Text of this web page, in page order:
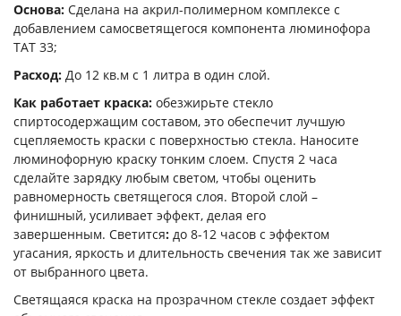
Основа: Сделана на акрил-полимерном комплексе с
добавлением самосветящегося компонента люминофора
ТАТ 33;
Расход: До 12 кв.м с 1 литра в один слой.
Как работает краска: обезжирьте стекло
спиртосодержащим составом, это обеспечит лучшую
сцепляемость краски с поверхностью стекла. Наносите
люминофорную краску тонким слоем. Спустя 2 часа
сделайте зарядку любым светом, чтобы оценить
равномерность светящегося слоя. Второй слой –
финишный, усиливает эффект, делая его
завершенным. Светится: до 8-12 часов с эффектом
угасания, яркость и длительность свечения так же зависит
от выбранного цвета.
Светящаяся краска на прозрачном стекле создает эффект